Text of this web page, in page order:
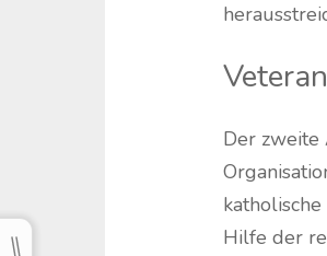
Der zweite
Hilfe der